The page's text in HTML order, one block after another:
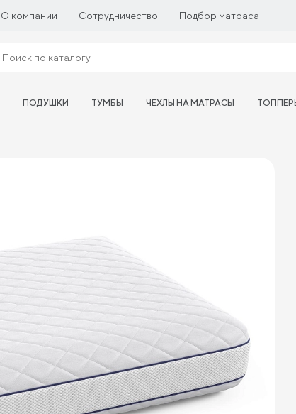
О компании Сотрудничество Подбор матраса
ПОДУШКИ ТУМБЫ ЧЕХЛЫ НА МАТРАСЫ